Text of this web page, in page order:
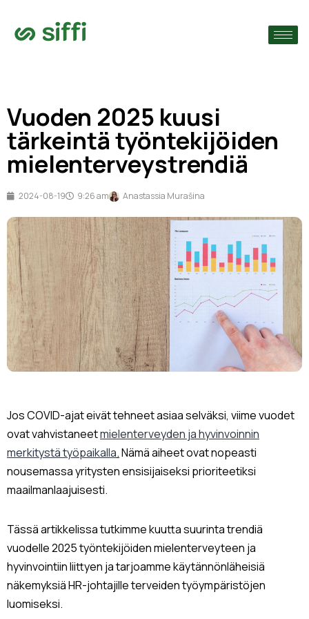
›
Vuoden 2025 kuusi
tärkeintä työntekijöiden
mielenterveystrendiä
2024-08-19 9:26 am Anastassia Murašina
Jos COVID-ajat eivät tehneet asiaa selväksi, viime vuodet
ovat vahvistaneetmielenterveyden ja hyvinvoinnin
merkitystä työpaikalla.Nämä aiheet ovat nopeasti
nousemassa yritysten ensisijaiseksi prioriteetiksi
maailmanlaajuisesti.
Tässä artikkelissa tutkimme kuutta suurinta trendiä
vuodelle 2025 työntekijöiden mielenterveyteen ja
hyvinvointiin liittyen ja tarjoamme käytännönläheisiä
näkemyksiä HR-johtajille terveiden työympäristöjen
luomiseksi.